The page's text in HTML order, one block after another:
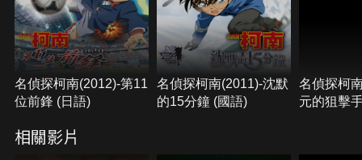
名偵探柯南(2012)-第11
位前鋒 (日語)
名偵探柯南(2011)-沈默
的15分鐘 (國語)
名偵探柯
元的狙擊
相關影片